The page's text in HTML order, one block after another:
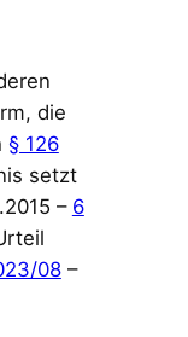
die
§ 126
setzt
– 6
08–